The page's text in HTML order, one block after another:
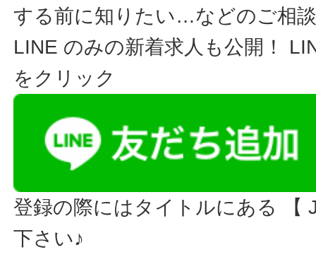
する前に知りたい…などのご相
LINE のみの新着求人も公開！
をクリック
登録の際にはタイトルにある 【
下さい♪